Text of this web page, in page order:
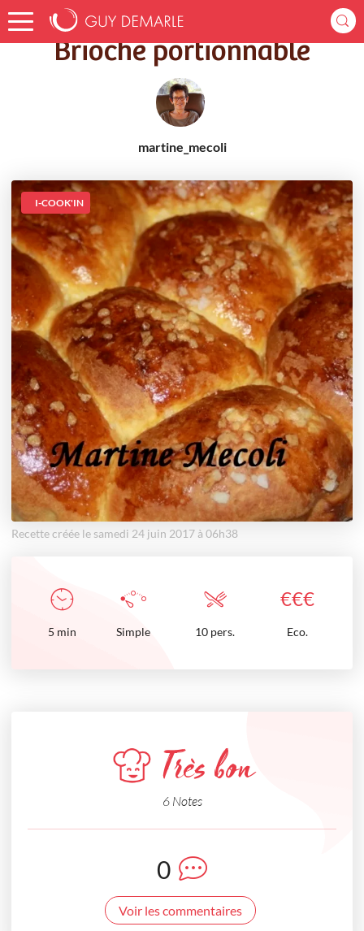
Accueil Recettes Brioche portionnable
Brioche portionnable
martine_mecoli
I-COOK'IN
Recette créée le samedi 24 juin 2017 à 06h38
€€€
5 min Simple 10 pers. Eco.
Très bon
6 Notes
0
Voir les commentaires